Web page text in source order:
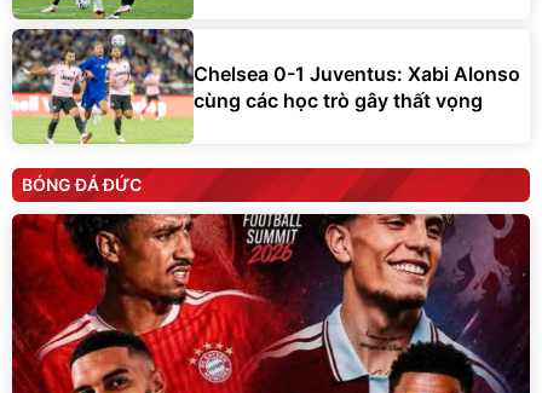
Chelsea 0-1 Juventus: Xabi Alonso
cùng các học trò gây thất vọng
BÓNG ĐÁ ĐỨC